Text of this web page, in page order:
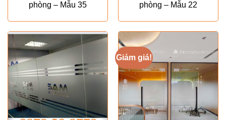
phòng – Mẫu 35
phòng – Mẫu 22
Giảm giá!